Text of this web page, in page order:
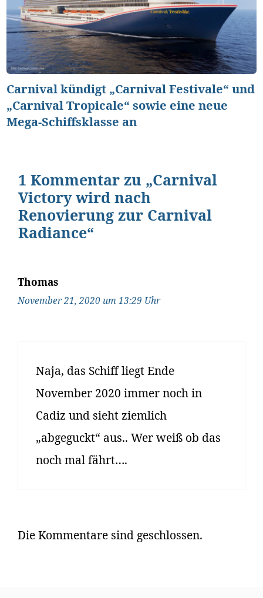
Carnival kündigt „Carnival Festivale“ und
„Carnival Tropicale“ sowie eine neue
Mega-Schiffsklasse an
1 Kommentar zu „Carnival
Victory wird nach
Renovierung zur Carnival
Radiance“
Thomas
November 21, 2020 um 13:29 Uhr
Naja, das Schiff liegt Ende
November 2020 immer noch in
Cadiz und sieht ziemlich
„abgeguckt“ aus.. Wer weiß ob das
noch mal fährt….
Die Kommentare sind geschlossen.